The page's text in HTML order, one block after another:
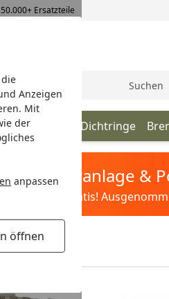
Anzeigen
Mit
der
anpassen
öffnen
Ersatzteile
Suche
Ersatzteile Dichtringe
&
gratis!